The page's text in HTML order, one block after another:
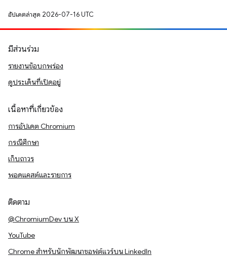
อัปเดตล่าสุด 2026-07-16 UTC
มีส่วนร่วม
รายงานข้อบกพร่อง
ดูประเด็นที่เปิดอยู่
เนื้อหาที่เกี่ยวข้อง
การอัปเดต Chromium
กรณีศึกษา
เก็บถาวร
พอดแคสต์และรายการ
ติดตาม
@ChromiumDev บน X
YouTube
Chrome สำหรับนักพัฒนาซอฟต์แวร์บน LinkedIn